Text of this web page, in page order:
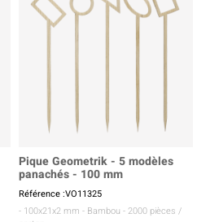
Pique Geometrik - 5 modèles
panachés - 100 mm
Référence :VO11325
- 100x21x2 mm - Bambou - 2000 pièces /